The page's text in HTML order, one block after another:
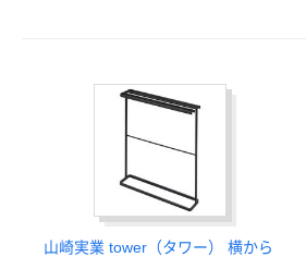
山崎実業 tower（タワー） 横から